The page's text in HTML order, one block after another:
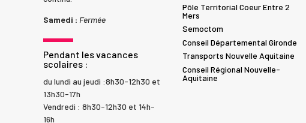
Samedi : Fermée
Pendant les vacances
scolaires :
du lundi au jeudi :8h30-12h30 et
13h30-17h
Vendredi : 8h30-12h30 et 14h-
16h
Pôle Territorial Coeur Entre 2
Mers
Semoctom
Conseil Départemental Gironde
Transports Nouvelle Aquitaine
Conseil Régional Nouvelle-
Aquitaine